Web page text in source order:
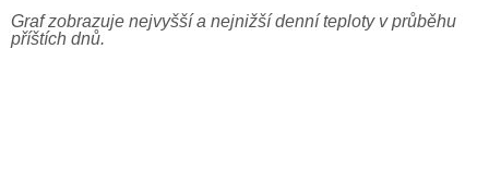
Graf zobrazuje nejvyšší a nejnižší denní teploty v průběhu
příštích dnů.